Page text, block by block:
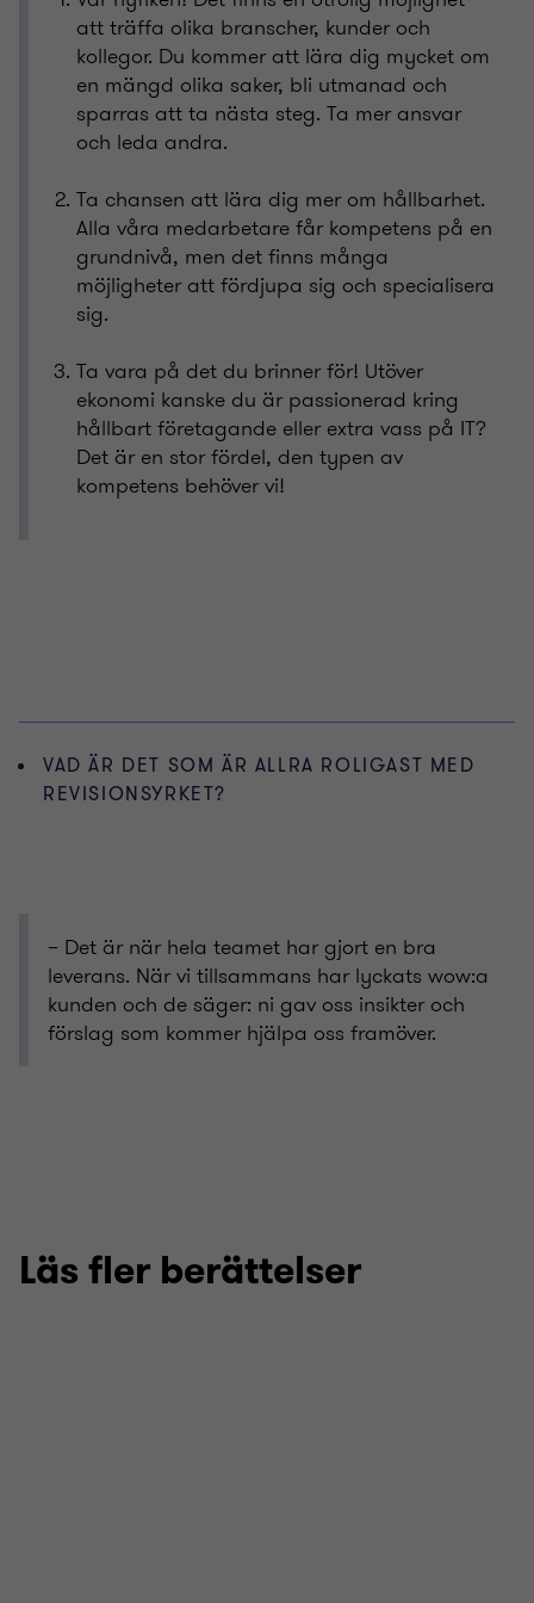
att träffa olika branscher, kunder och
kollegor. Du kommer att lära dig mycket om
en mängd olika saker, bli utmanad och
sparras att ta nästa steg. Ta mer ansvar
och leda andra.
Ta chansen att lära dig mer om hållbarhet.
Alla våra medarbetare får kompetens på en
grundnivå, men det finns många
möjligheter att fördjupa sig och specialisera
sig.
Ta vara på det du brinner för! Utöver
ekonomi kanske du är passionerad kring
hållbart företagande eller extra vass på IT?
Det är en stor fördel, den typen av
kompetens behöver vi!
VAD ÄR DET SOM ÄR ALLRA ROLIGAST MED
REVISIONSYRKET?
– Det är när hela teamet har gjort en bra
leverans. När vi tillsammans har lyckats wow:a
kunden och de säger: ni gav oss insikter och
förslag som kommer hjälpa oss framöver.
Läs fler berättelser